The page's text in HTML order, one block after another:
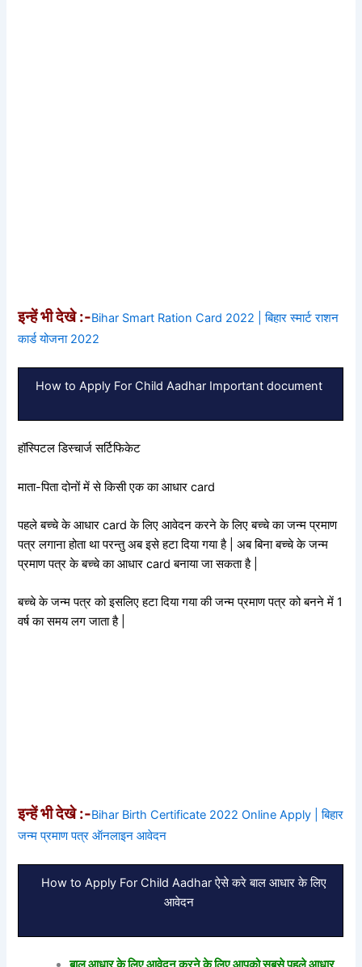
इन्हें भी देखे :-Bihar Smart Ration Card 2022 | बिहार स्मार्ट राशन
कार्ड योजना 2022
How to Apply For Child Aadhar Important document
हॉस्पिटल डिस्चार्ज सर्टिफिकेट
माता-पिता दोनों में से किसी एक का आधार card
पहले बच्चे के आधार card के लिए आवेदन करने के लिए बच्चे का जन्म प्रमाण
पत्र लगाना होता था परन्तु अब इसे हटा दिया गया है | अब बिना बच्चे के जन्म
प्रमाण पत्र के बच्चे का आधार card बनाया जा सकता है |
बच्चे के जन्म पत्र को इसलिए हटा दिया गया की जन्म प्रमाण पत्र को बनने में 1
वर्ष का समय लग जाता है |
इन्हें भी देखे :-Bihar Birth Certificate 2022 Online Apply | बिहार
जन्म प्रमाण पत्र ऑनलाइन आवेदन
How to Apply For Child Aadhar ऐसे करे बाल आधार के लिए
आवेदन